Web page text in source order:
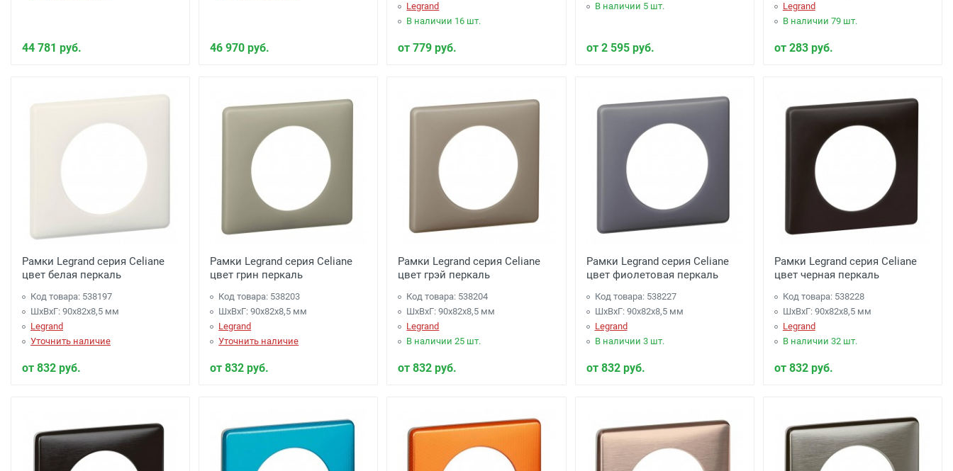
44 781 руб. 46 970 руб.
Legrand
В наличии 16 шт.
от 779 руб.
В наличии 5 шт.
от 2 595 руб.
Legrand
В наличии 79 шт.
от 283 руб.
Рамки Legrand серия Celiane
цвет белая перкаль
Код товара: 538197
ШхВхГ: 90x82x8,5 мм
Legrand
Уточнить наличие
от 832 руб.
Рамки Legrand серия Celiane
цвет грин перкаль
Код товара: 538203
ШхВхГ: 90x82x8,5 мм
Legrand
Уточнить наличие
от 832 руб.
Рамки Legrand серия Celiane
цвет грэй перкаль
Код товара: 538204
ШхВхГ: 90x82x8,5 мм
Legrand
В наличии 25 шт.
от 832 руб.
Рамки Legrand серия Celiane
цвет фиолетовая перкаль
Код товара: 538227
ШхВхГ: 90x82x8,5 мм
Legrand
В наличии 3 шт.
от 832 руб.
Рамки Legrand серия Celiane
цвет черная перкаль
Код товара: 538228
ШхВхГ: 90x82x8,5 мм
Legrand
В наличии 32 шт.
от 832 руб.